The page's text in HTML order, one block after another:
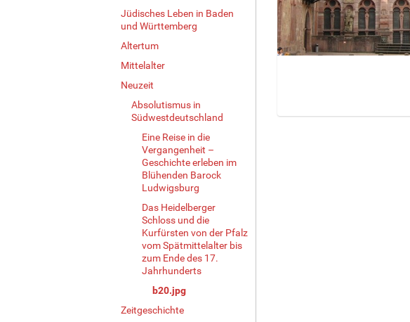
Jüdisches Leben in Baden
und Württemberg
Altertum
Mittelalter
Neuzeit
Absolutismus in
Südwestdeutschland
Eine Reise in die
Vergangenheit –
Geschichte erleben im
Blühenden Barock
Ludwigsburg
Das Heidelberger
Schloss und die
Kurfürsten von der Pfalz
vom Spätmittelalter bis
zum Ende des 17.
Jahrhunderts
b20.jpg
Zeitgeschichte